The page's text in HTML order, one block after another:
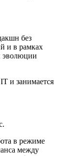
без
и в рамках
эволюции
и занимается
в режиме
между